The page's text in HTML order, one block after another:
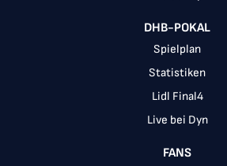
DHB-POKAL
Spielplan
Statistiken
Lidl Final4
Live bei Dyn
FANS